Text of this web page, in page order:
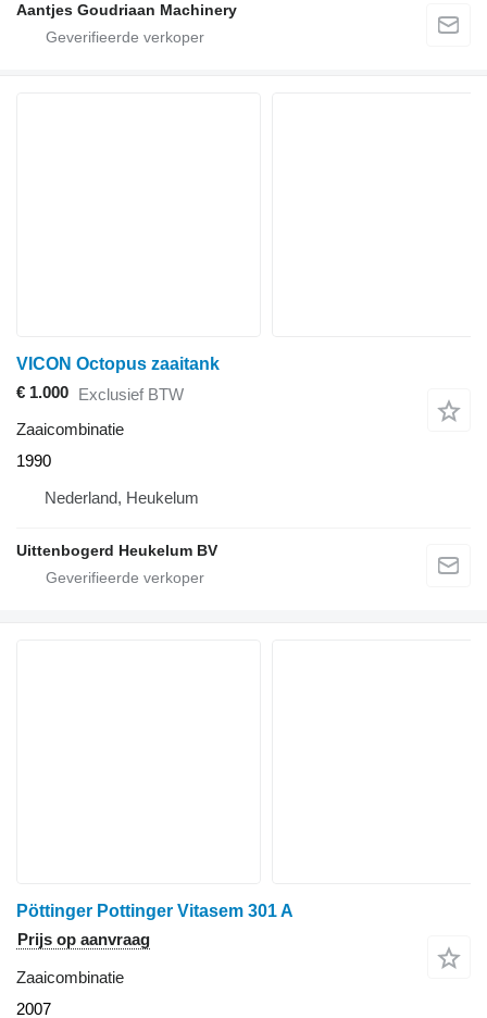
Aantjes Goudriaan Machinery
VICON Octopus zaaitank
€ 1.000 Exclusief BTW
Zaaicombinatie
1990
Nederland, Heukelum
Uittenbogerd Heukelum BV
Pöttinger Pottinger Vitasem 301 A
Prijs op aanvraag
Zaaicombinatie
2007